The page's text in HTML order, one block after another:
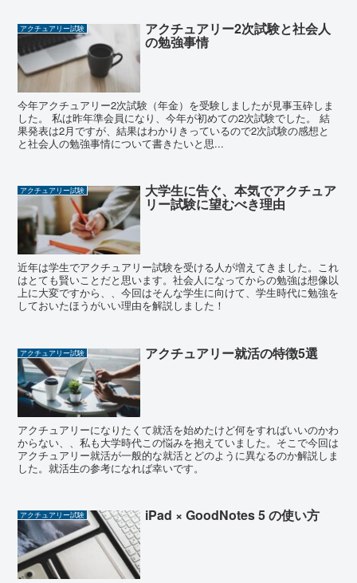
アクチュアリー試験 アクチュアリー2次試験と社会人
の勉強事情
今年アクチュアリー2次試験（年金）を受験しましたが見事玉砕しま
した。 私は昨年準会員になり、今年が初めての2次試験でした。 結
果発表は2月ですが、結果はわかりきっているので2次試験の感想と
と社会人の勉強事情について書きたいと思...
アクチュアリー試験 大学生に告ぐ、本気でアクチュア
リー試験に望むべき理由
近年は学生でアクチュアリー試験を受ける人が増えてきました。これ
はとても賢いことだと思います。社会人になってからの勉強は想像以
上に大変ですから、、今回はそんな学生に向けて、学生時代に勉強を
しておいたほうがいい理由を解説しました！
アクチュアリー試験 アクチュアリー就活の特徴5選
アクチュアリーになりたくて就活を始めたけど何をすればいいのかわ
からない、、私も大学時代この悩みを抱えていました。そこで今回は
アクチュアリー就活が一般的な就活とどのように異なるのか解説しま
した。就活生の参考になれば幸いです。
アクチュアリー試験 iPad × GoodNotes 5 の使い方